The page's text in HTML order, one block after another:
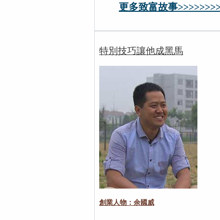
更多致富故事
特別技巧讓他成黑馬
創業人物：余國威